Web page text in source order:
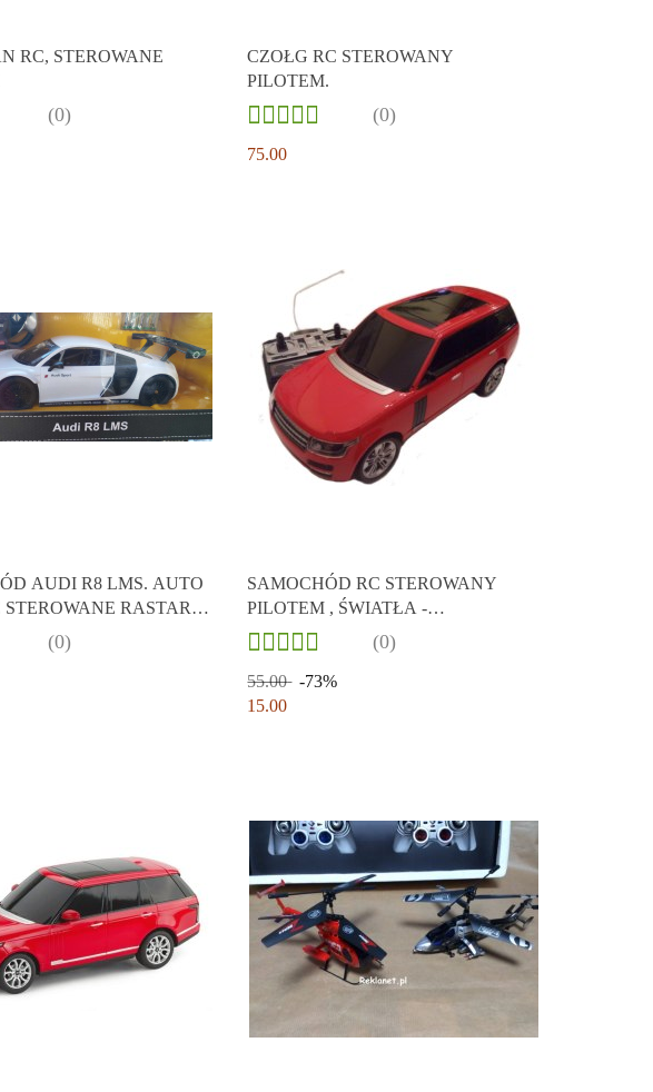
RC, STEROWANE
(0)
CZOŁG RC STEROWANY
PILOTEM.
(0)
75.00
AUDI R8 LMS. AUTO
RASTAR
(0)
SAMOCHÓD RC STEROWANY
PILOTEM , ŚWIATŁA -
PRZECENA!!! (NIESPRAWNE)
(0)
55.00
-73%
15.00